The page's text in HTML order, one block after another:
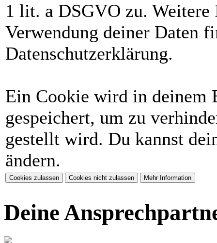
1 lit. a DSGVO zu.
Verwendung deiner Daten
Datenschutzerklärung.
Ein Cookie wird in deinem
gespeichert, um zu
gestellt wird. Du kannst
ändern.
Deine